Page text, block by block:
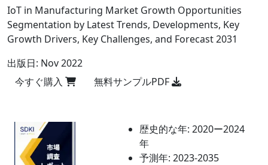
IoT in Manufacturing Market Growth Opportunities
Segmentation by Latest Trends, Developments, Key
Growth Drivers, Key Challenges, and Forecast 2031
出版日: Nov 2022
今すぐ購入
無料サンプルPDF
歴史的な年: 2020ー2024
年
予測年: 2023-2035